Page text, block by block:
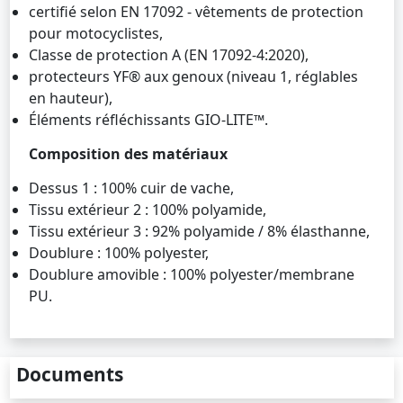
certifié selon EN 17092 - vêtements de protection
pour motocyclistes,
Classe de protection A (EN 17092-4:2020),
protecteurs YF® aux genoux (niveau 1, réglables
en hauteur),
Éléments réfléchissants GIO-LITE™.
Composition des matériaux
Dessus 1 : 100% cuir de vache,
Tissu extérieur 2 : 100% polyamide,
Tissu extérieur 3 : 92% polyamide / 8% élasthanne,
Doublure : 100% polyester,
Doublure amovible : 100% polyester/membrane
PU.
Documents